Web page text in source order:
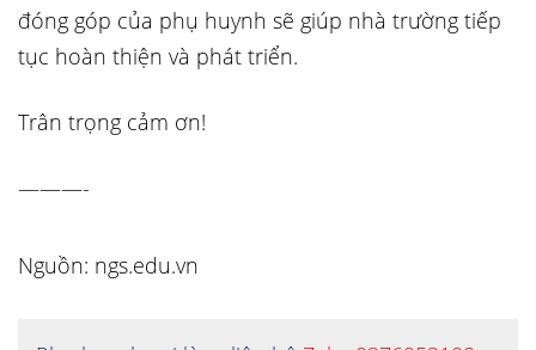
đóng góp của phụ huynh sẽ giúp nhà trường tiếp
tục hoàn thiện và phát triển.
Trân trọng cảm ơn!
———-
Nguồn: ngs.edu.vn